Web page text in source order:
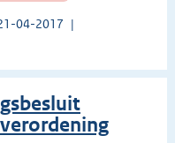
04-2017